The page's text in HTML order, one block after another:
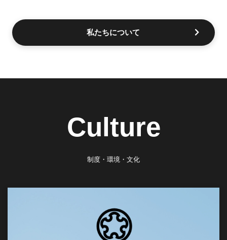
私たちについて
Culture
制度・環境・文化